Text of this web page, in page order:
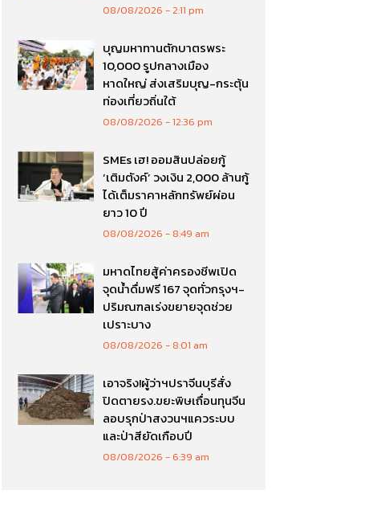
08/08/2026 2:11 pm
บุญมหาทานตักบาตรพระ
10,000 รูปกลางเมือง
หาดใหญ่ ส่งเสริมบุญ-กระตุ้น
ท่องเที่ยวถิ่นใต้
08/08/2026 12:36 pm
SMEs เฮ! ออมสินปล่อยกู้
‘เติมตังค์’ วงเงิน 2,000 ล้านกู้
ได้เต็มราคาหลักทรัพย์ผ่อน
ยาว 10 ปี
08/08/2026 8:49 am
มหาดไทยสู้ค่าครองชีพเปิด
จุดน้ำดื่มฟรี 167 จุดทั่วกรุงฯ-
ปริมณฑลเร่งขยายจุดช่วย
เปราะบาง
08/08/2026 8:01 am
เอาจริง!ผู้ว่าฯปราจีนบุรีสั่ง
ปิดตายรง.ขยะพิษเถื่อนทุนจีน
ลอบรุกป่าสงวนฯแควระบบ
และป่าสียัดเกือบปี
08/08/2026 6:39 am